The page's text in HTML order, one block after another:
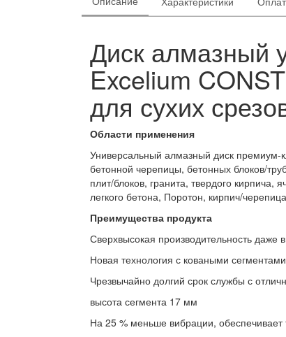
Диск алмазный
Excelium
для сухих
Области применения
Универсальный алмазный диск премиум-
бетонной черепицы, бетонных блоков/
плит/блоков, гранита, твердого кирпича,
легкого бетона, Поротон, кирпич/черепица
Преимущества продукта
Сверхвысокая производительность
Новая технология с коваными
Чрезвычайно долгий срок службы с
высота сегмента 17 мм
На 25 % меньше вибрации,